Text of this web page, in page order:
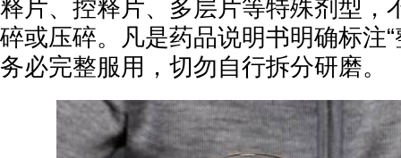
释片、控释片、多层片等特殊剂型，
碎或压碎。凡是药品说明书明确标注
务必完整服用，切勿自行拆分研磨。